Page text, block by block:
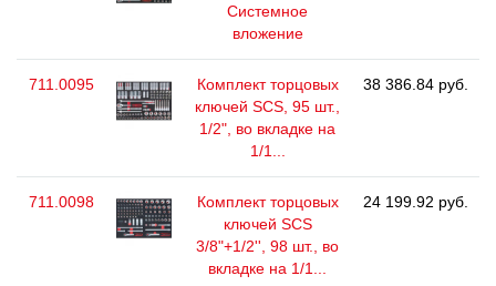
Системное
вложение
711.0095
Комплект торцовых
ключей SCS, 95 шт.,
1/2", во вкладке на
1/1...
38 386.84 руб.
711.0098
Комплект торцовых
ключей SCS
3/8"+1/2'', 98 шт., во
вкладке на 1/1...
24 199.92 руб.